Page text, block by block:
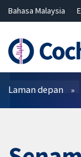
Bahasa Malaysia
Hrvatski
Deutsch
简体中文
Penapis
Laman depan